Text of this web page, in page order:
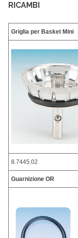
RICAMBI
Griglia per Basket Mini
8.7445.02
Guarnizione OR